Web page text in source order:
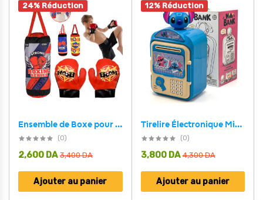
24% Réduction
Ensemble de Boxe pour Enfants Sac de Frappe Suspendu avec Gants Jeu de 3 Pièces – طقم كيس ملاكمة 3 قطع
(0)
3,400DA
2,600 DA
Ajouter au panier
12% Réduction
Tirelire Électronique Mini Bank Stitch – الحصالة الإلكترونية البنك الصغير ستيتش
(0)
4,300DA
3,800 DA
Ajouter au panier